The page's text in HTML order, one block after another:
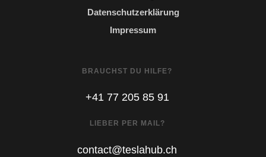
Datenschutzerklärung
Impressum
BRAUCHST DU HILFE?
+41 77 205 85 91
LIEBER PER MAIL?
contact@teslahub.ch